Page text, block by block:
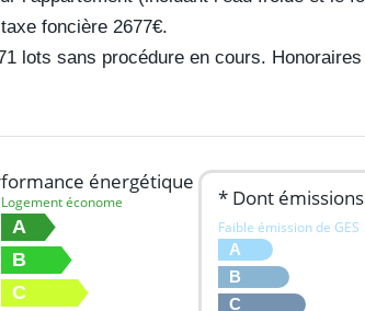
foncière 2677€.
lots sans procédure en cours.
énergétique
Logement économe
A
B
C
* Dont
Faible émission de GES
A
B
C